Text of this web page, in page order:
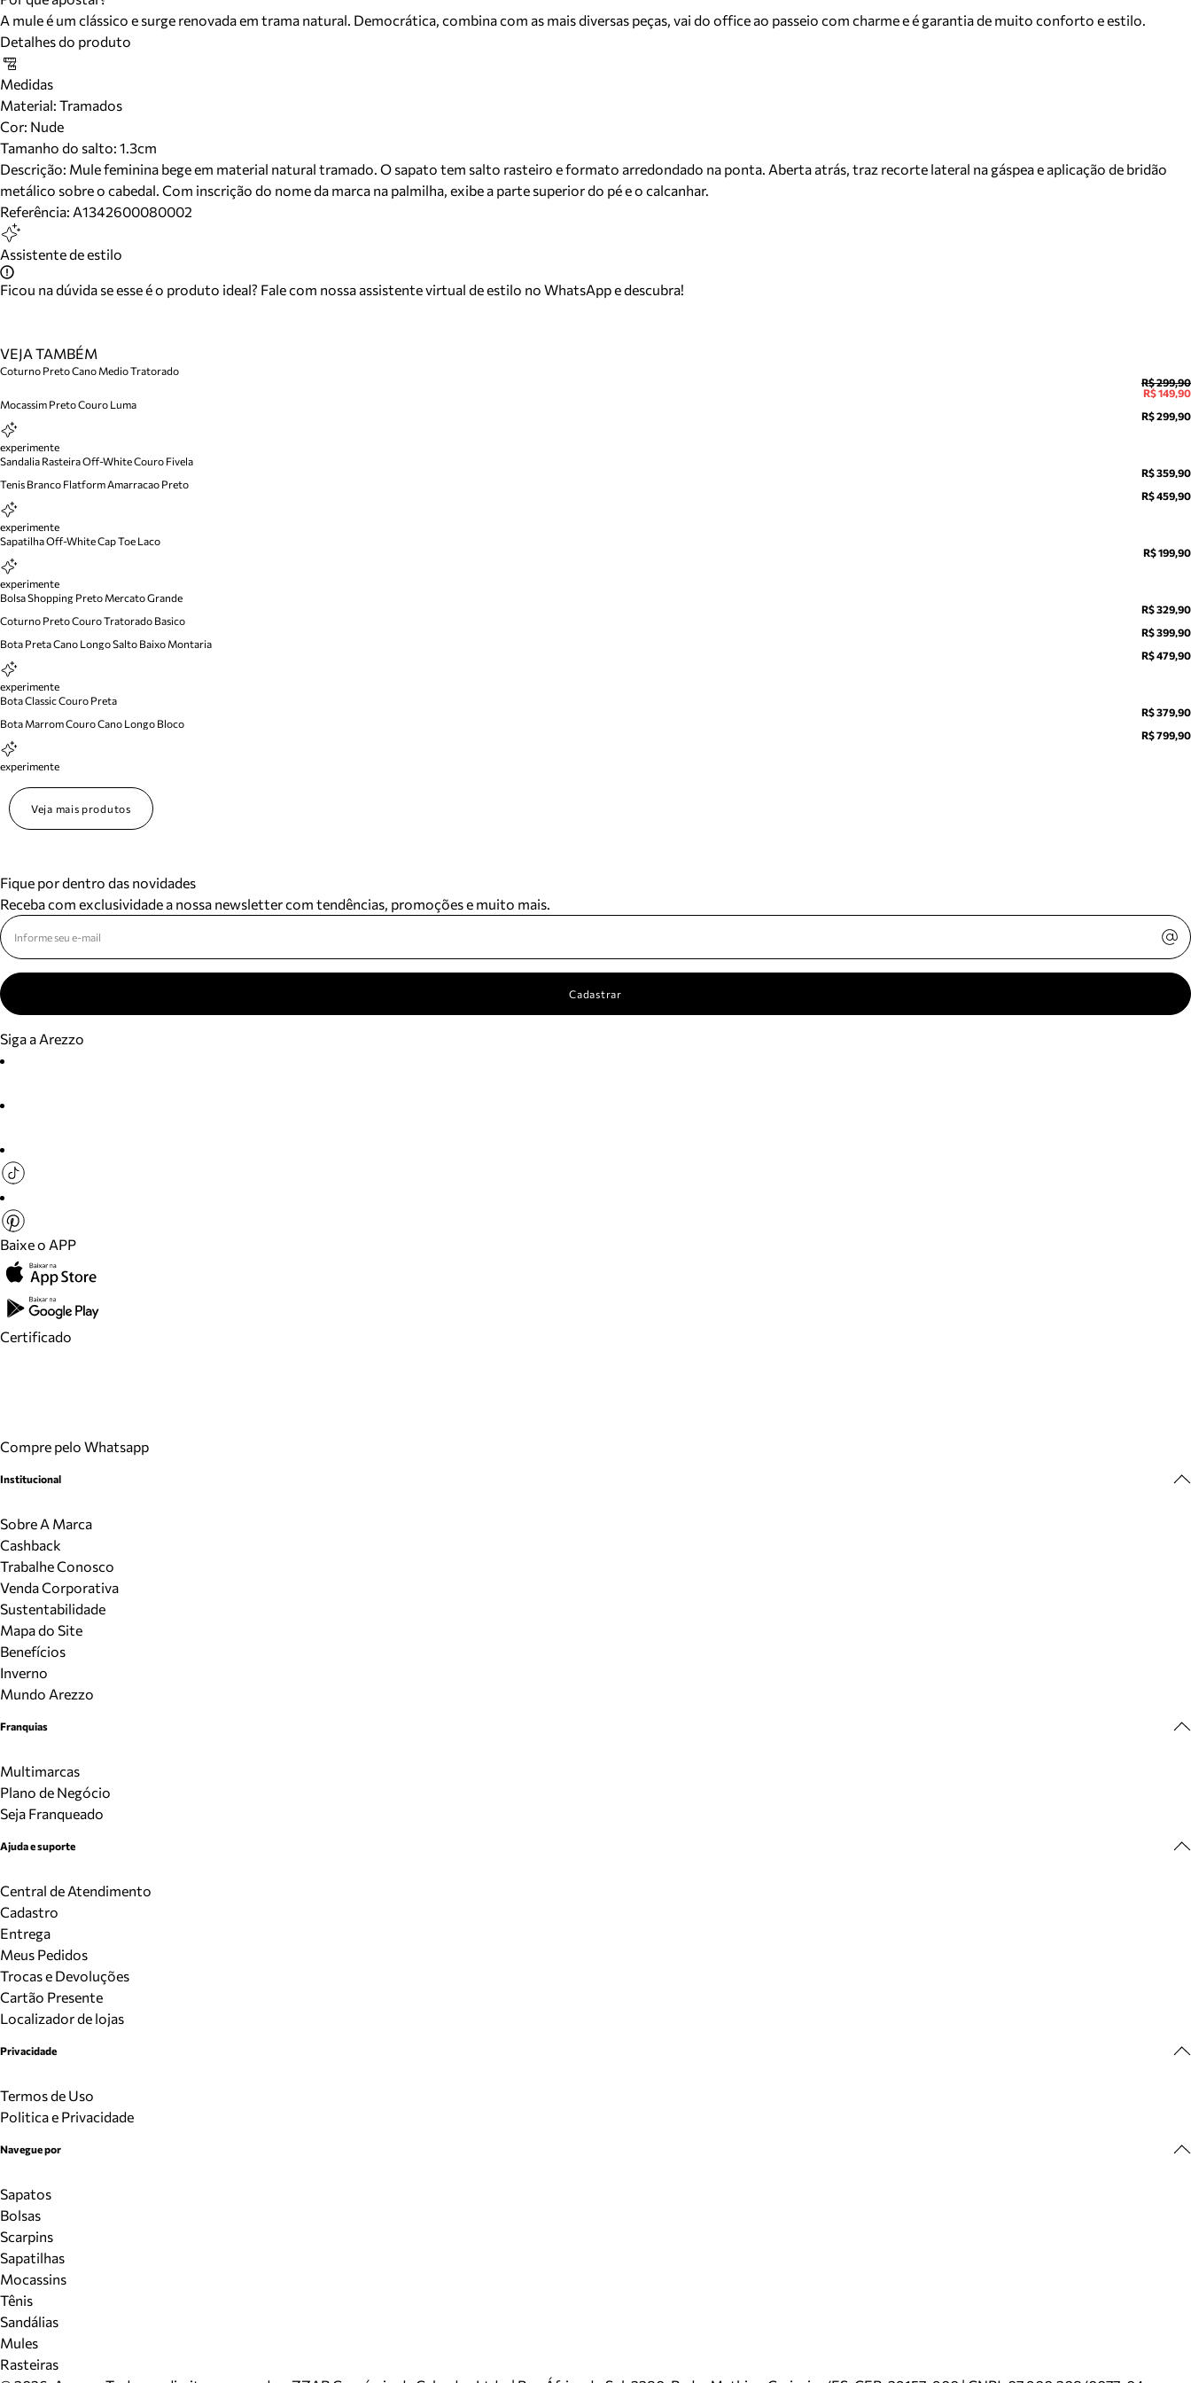
A mule é um clássico e surge renovada em trama natural. Democrática, combina com as mais diversas peças, vai do office ao passeio com charme e é garantia de muito conforto e estilo.
Detalhes do produto
Medidas
Material: Tramados
Cor: Nude
Tamanho do salto: 1.3cm
Descrição: Mule feminina bege em material natural tramado. O sapato tem salto rasteiro e formato arredondado na ponta. Aberta atrás, traz recorte lateral na gáspea e aplicação de bridão
metálico sobre o cabedal. Com inscrição do nome da marca na palmilha, exibe a parte superior do pé e o calcanhar.
Referência: A1342600080002
Assistente de estilo
Ficou na dúvida se esse é o produto ideal? Fale com nossa assistente virtual de estilo no WhatsApp e descubra!
VEJA TAMBÉM
Coturno Preto Cano Medio Tratorado
R$ 299,90
R$ 149,90
Mocassim Preto Couro Luma
R$ 299,90
experimente
Sandalia Rasteira Off-White Couro Fivela
R$ 359,90
Tenis Branco Flatform Amarracao Preto
R$ 459,90
experimente
Sapatilha Off-White Cap Toe Laco
R$ 199,90
experimente
Bolsa Shopping Preto Mercato Grande
R$ 329,90
Coturno Preto Couro Tratorado Basico
R$ 399,90
Bota Preta Cano Longo Salto Baixo Montaria
R$ 479,90
experimente
Bota Classic Couro Preta
R$ 379,90
Bota Marrom Couro Cano Longo Bloco
R$ 799,90
experimente
Veja mais produtos
Fique por dentro das novidades
Receba com exclusividade a nossa newsletter com tendências, promoções e muito mais.
Cadastrar
Siga a Arezzo
Baixe o APP
Certificado
Compre pelo Whatsapp
Institucional
Sobre A Marca
Cashback
Trabalhe Conosco
Venda Corporativa
Sustentabilidade
Mapa do Site
Benefícios
Inverno
Mundo Arezzo
Franquias
Multimarcas
Plano de Negócio
Seja Franqueado
Ajuda e suporte
Central de Atendimento
Cadastro
Entrega
Meus Pedidos
Trocas e Devoluções
Cartão Presente
Localizador de lojas
Privacidade
Termos de Uso
Politica e Privacidade
Navegue por
Sapatos
Bolsas
Scarpins
Sapatilhas
Mocassins
Tênis
Sandálias
Mules
Rasteiras